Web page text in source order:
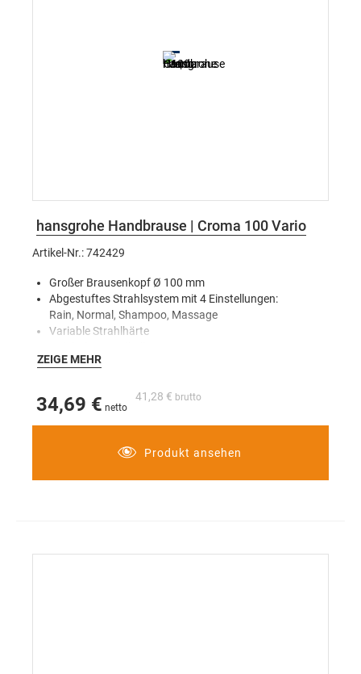
hansgrohe Handbrause | Croma 100 Vario
Artikel-Nr.: 742429
Großer Brausenkopf Ø 100 mm
Abgestuftes Strahlsystem mit 4 Einstellungen:
Rain, Normal, Shampoo, Massage
Variable Strahlhärte
Ausspülbarer Schmutzfilter
Durchflussmenge ca. 9,5 l/min.
ZEIGE MEHR
41,28 €
34,69 €
Produkt ansehen